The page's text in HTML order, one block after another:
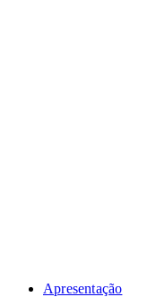
Apresentação